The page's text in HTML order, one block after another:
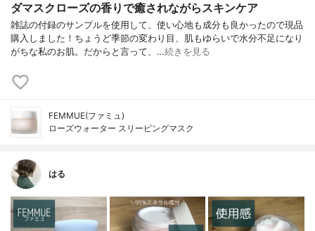
ダマスクローズの香りで癒されながらスキンケア
雑誌の付録のサンプルを使用して、使い心地も成分も良かったので現品
購入しました！ちょうど季節の変わり目、肌もゆらいで水分不足になり
がちな私のお肌。だからと言って、…続きを見る
FEMMUE(ファミュ)
ローズウォーター スリーピングマスク
はる